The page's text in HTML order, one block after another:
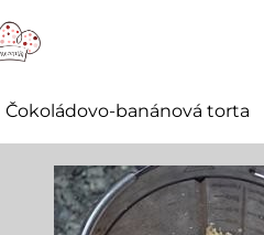
Čokoládovo-banánová torta